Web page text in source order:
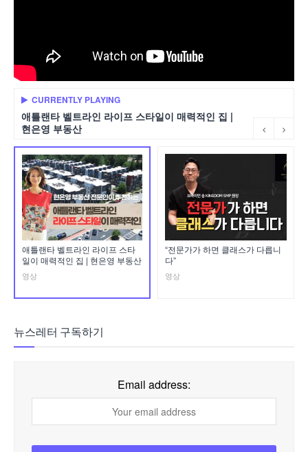
CURRENTLY PLAYING
애틀랜타 벨트라인 라이프 스타일이 매력적인 집 |
현은영 부동산
애틀랜타 벨트라인 라이프 스타
일이 매력적인 집 | 현은영 부동산
영상
“전문가가 하면 클래스가 다릅니
다”
영상
뉴스레터 구독하기
Email address: